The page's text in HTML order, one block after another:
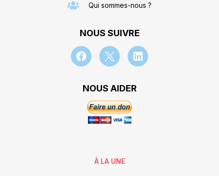
Qui sommes-nous ?
NOUS SUIVRE
NOUS AIDER
À LA UNE